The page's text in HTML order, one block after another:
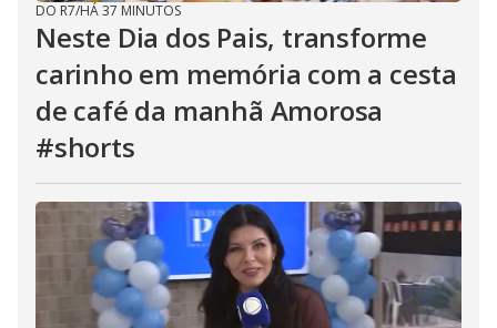
DO R7/HÁ 37 MINUTOS
Neste Dia dos Pais, transforme
carinho em memória com a cesta
de café da manhã Amorosa
#shorts